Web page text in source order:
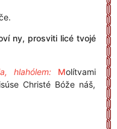
ny, prosviti licé tvojé
hlahólem: Molítvami
Christé Bóže náš,